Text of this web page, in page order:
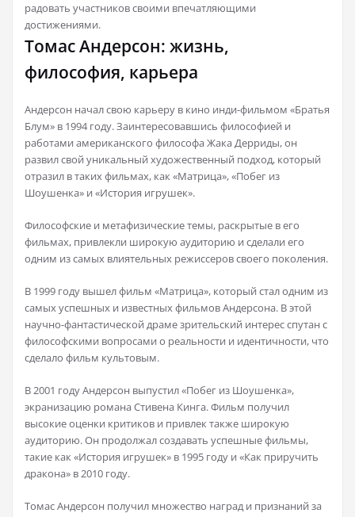
радовать участников своими впечатляющими
достижениями.
Томас Андерсон: жизнь,
философия, карьера
Андерсон начал свою карьеру в кино инди-фильмом «Братья
Блум» в 1994 году. Заинтересовавшись философией и
работами американского философа Жака Дерриды, он
развил свой уникальный художественный подход, который
отразил в таких фильмах, как «Матрица», «Побег из
Шоушенка» и «История игрушек».
Философские и метафизические темы, раскрытые в его
фильмах, привлекли широкую аудиторию и сделали его
одним из самых влиятельных режиссеров своего поколения.
В 1999 году вышел фильм «Матрица», который стал одним из
самых успешных и известных фильмов Андерсона. В этой
научно-фантастической драме зрительский интерес спутан с
философскими вопросами о реальности и идентичности, что
сделало фильм культовым.
В 2001 году Андерсон выпустил «Побег из Шоушенка»,
экранизацию романа Стивена Кинга. Фильм получил
высокие оценки критиков и привлек также широкую
аудиторию. Он продолжал создавать успешные фильмы,
такие как «История игрушек» в 1995 году и «Как приручить
дракона» в 2010 году.
Томас Андерсон получил множество наград и признаний за